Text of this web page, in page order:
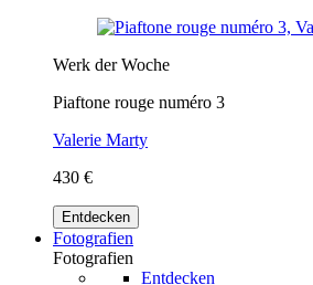
Werk der Woche
Piaftone rouge numéro 3
Valerie Marty
430 €
Entdecken
Fotografien
Fotografien
Entdecken